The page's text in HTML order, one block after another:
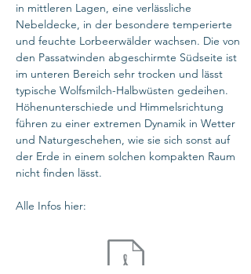
in mittleren Lagen, eine verlässliche
Nebeldecke, in der besondere temperierte
und feuchte Lorbeerwälder wachsen. Die von
den Passatwinden abgeschirmte Südseite ist
im unteren Bereich sehr trocken und lässt
typische Wolfsmilch-Halbwüsten gedeihen.
Höhenunterschiede und Himmelsrichtung
führen zu einer extremen Dynamik in Wetter
und Naturgeschehen, wie sie sich sonst auf
der Erde in einem solchen kompakten Raum
nicht finden lässt.
Alle Infos hier: